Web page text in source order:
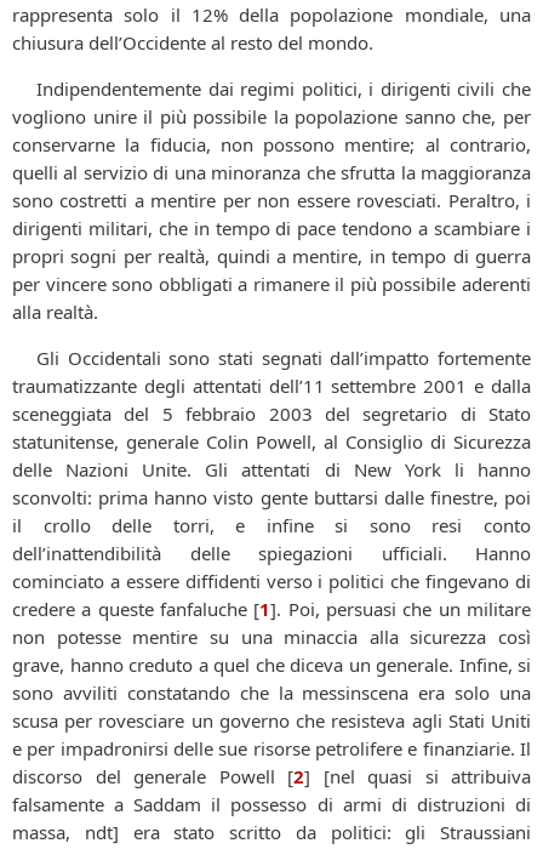
rappresenta solo il 12% della popolazione mondiale, una
chiusura dell’Occidente al resto del mondo.
Indipendentemente dai regimi politici, i dirigenti civili che
vogliono unire il più possibile la popolazione sanno che, per
conservarne la fiducia, non possono mentire; al contrario,
quelli al servizio di una minoranza che sfrutta la maggioranza
sono costretti a mentire per non essere rovesciati. Peraltro, i
dirigenti militari, che in tempo di pace tendono a scambiare i
propri sogni per realtà, quindi a mentire, in tempo di guerra
per vincere sono obbligati a rimanere il più possibile aderenti
alla realtà.
Gli Occidentali sono stati segnati dall’impatto fortemente
traumatizzante degli attentati dell’11 settembre 2001 e dalla
sceneggiata del 5 febbraio 2003 del segretario di Stato
statunitense, generale Colin Powell, al Consiglio di Sicurezza
delle Nazioni Unite. Gli attentati di New York li hanno
sconvolti: prima hanno visto gente buttarsi dalle finestre, poi
il crollo delle torri, e infine si sono resi conto
dell’inattendibilità delle spiegazioni ufficiali. Hanno
cominciato a essere diffidenti verso i politici che fingevano di
credere a queste fanfaluche [1]. Poi, persuasi che un militare
non potesse mentire su una minaccia alla sicurezza così
grave, hanno creduto a quel che diceva un generale. Infine, si
sono avviliti constatando che la messinscena era solo una
scusa per rovesciare un governo che resisteva agli Stati Uniti
e per impadronirsi delle sue risorse petrolifere e finanziarie. Il
discorso del generale Powell [2] [nel quasi si attribuiva
falsamente a Saddam il possesso di armi di distruzioni di
massa, ndt] era stato scritto da politici: gli Straussiani